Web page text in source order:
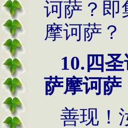
诃萨？即
摩诃萨？
10. 四
萨摩诃萨
善现！